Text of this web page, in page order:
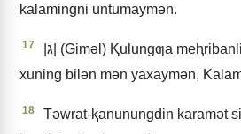
kalamingni untumaymǝn.
17
xuning bilǝn mǝn yaxaymǝn,
18
Tǝwrat-ⱪanunungdin karamǝt